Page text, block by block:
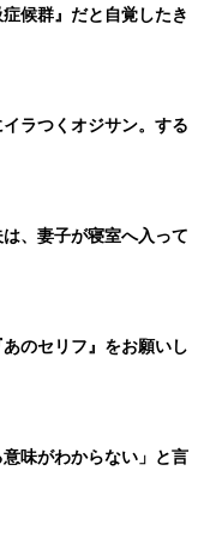
候群』だと自覚したき
ラつくオジサン。する
は、妻子が寝室へ入って
のセリフ』をお願いし
味がわからない」と言